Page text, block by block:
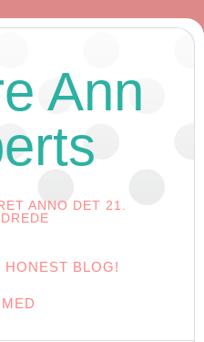
Ann
ANNO DET 21.
BLOG!